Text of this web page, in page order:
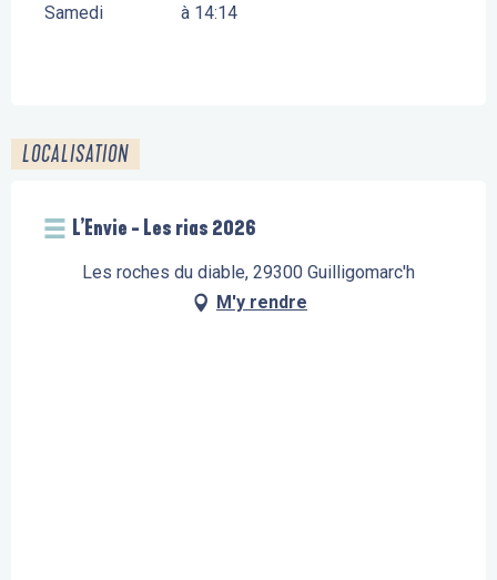
Samedi à 14:14
LOCALISATION
L’Envie - Les rias 2026
Les roches du diable, 29300 Guilligomarc'h
M'y rendre